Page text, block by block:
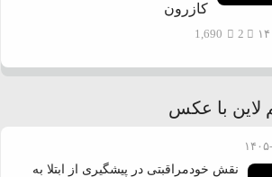
کازرون
1,690
لاین با عکس
۱۷
نقش خودمراقبتی در پیشگیری از ابتلا به